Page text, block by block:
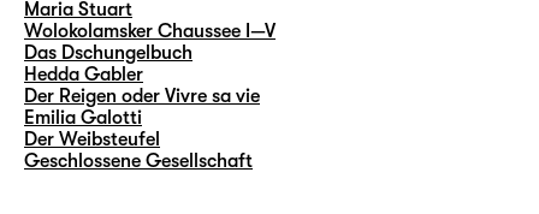
Maria Stuart
Wolokolamsker Chaussee I—V
Das Dschungelbuch
Hedda Gabler
Der Reigen oder Vivre sa vie
Emilia Galotti
Der Weibsteufel
Geschlossene Gesellschaft